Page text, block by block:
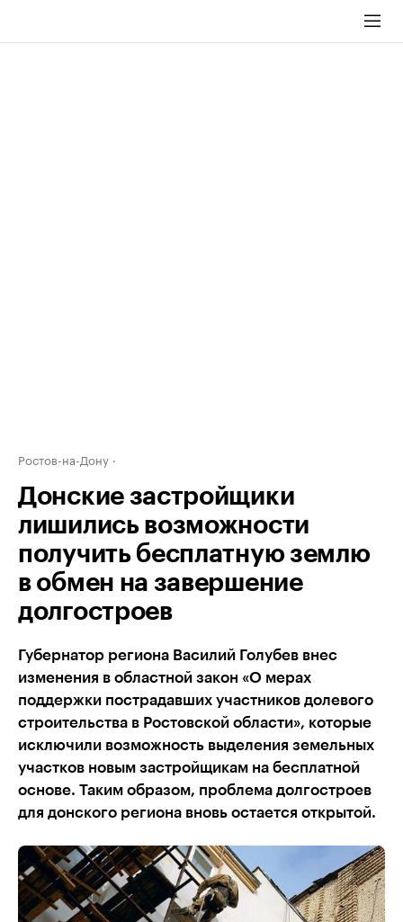
Ростов-на-Дону
Донские застройщики
лишились возможности
получить бесплатную землю
в обмен на завершение
долгостроев
Губернатор региона Василий Голубев внес
изменения в областной закон «О мерах
поддержки пострадавших участников долевого
строительства в Ростовской области», которые
исключили возможность выделения земельных
участков новым застройщикам на бесплатной
основе. Таким образом, проблема долгостроев
для донского региона вновь остается открытой.